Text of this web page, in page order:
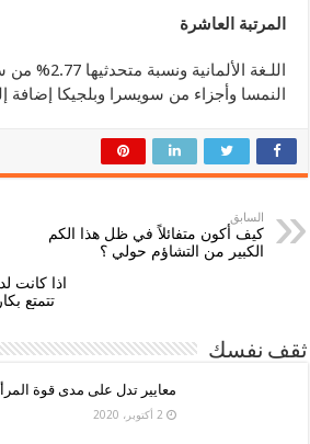
المرتبة العاشرة
اللـغة
النمسا وأجزاء من سويسرا وبلجيكا إضافة
السابق
كيف أكون متفائلاً في ظل هذا الكم
الكبير من التشاؤم حولي ؟
اذا كانت
تتمتع
ثقف نفسك
معايير تدل على مدى قوة
2 أكتوبر، 2020